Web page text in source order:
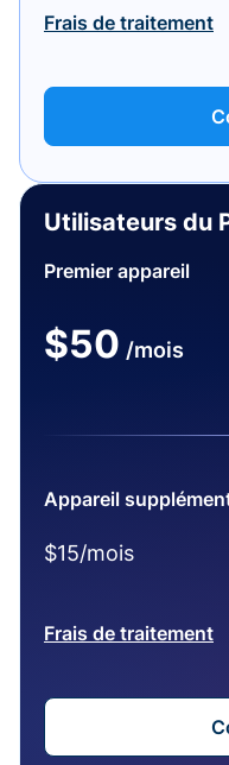
Frais de traitement
Utilisateurs du
Premier appareil
$50 /mois
Appareil
$15/mois
Frais de traitement